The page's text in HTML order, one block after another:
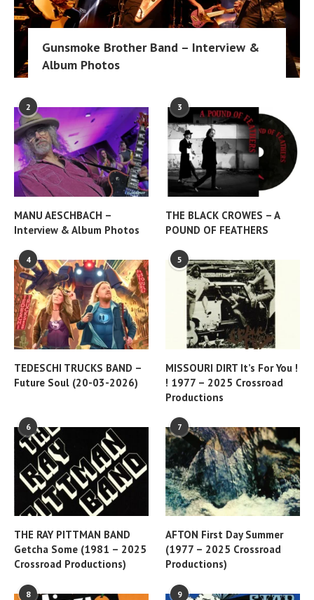
Gunsmoke Brother Band – Interview &
Album Photos
2
MANU AESCHBACH –
Interview & Album Photos
3
THE BLACK CROWES – A
POUND OF FEATHERS
4
TEDESCHI TRUCKS BAND –
Future Soul (20-03-2026)
5
MISSOURI DIRT It’s For You !
! 1977 – 2025 Crossroad
Productions
6
THE RAY PITTMAN BAND
Getcha Some (1981 – 2025
Crossroad Productions)
7
AFTON First Day Summer
(1977 – 2025 Crossroad
Productions)
8 9